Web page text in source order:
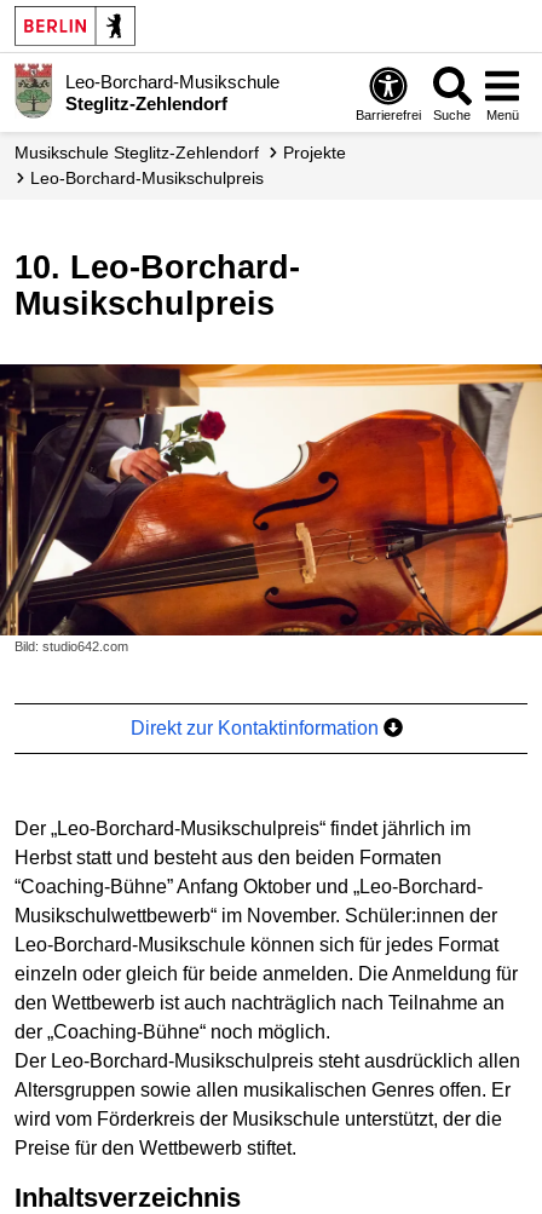
Leo-Borchard-Musikschule
Steglitz-Zehlendorf
Barrierefrei Suche Menü
Musikschule Steglitz-Zehlendorf
Projekte
Leo-Borchard-Musikschulpreis
10. Leo-Borchard-
Musikschulpreis
Bild: studio642.com
Direkt zur Kontaktinformation
Der „Leo-Borchard-Musikschulpreis“ findet jährlich im
Herbst statt und besteht aus den beiden Formaten
“Coaching-Bühne” Anfang Oktober und „Leo-Borchard-
Musikschulwettbewerb“ im November. Schüler:innen der
Leo-Borchard-Musikschule können sich für jedes Format
einzeln oder gleich für beide anmelden. Die Anmeldung für
den Wettbewerb ist auch nachträglich nach Teilnahme an
der „Coaching-Bühne“ noch möglich.
Der Leo-Borchard-Musikschulpreis steht ausdrücklich allen
Altersgruppen sowie allen musikalischen Genres offen. Er
wird vom Förderkreis der Musikschule unterstützt, der die
Preise für den Wettbewerb stiftet.
Inhaltsverzeichnis